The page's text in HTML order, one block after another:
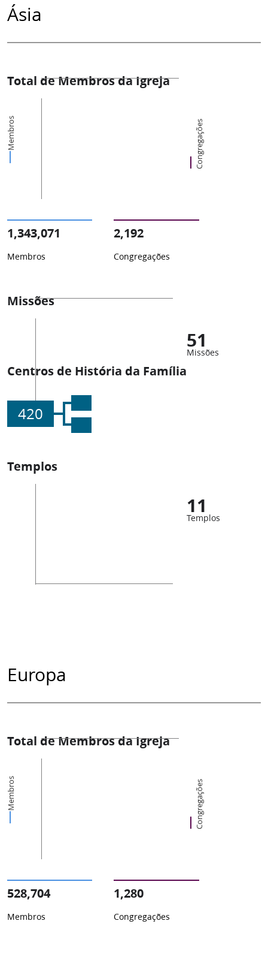
Ásia
Total de Membros da Igreja
Membros Congregações
1,343,071
Membros
2,192
Congregações
Missões
51
Missões
Centros de História da Família
420
Templos
11
Templos
Europa
Total de Membros da Igreja
Membros Congregações
528,704
Membros
1,280
Congregações